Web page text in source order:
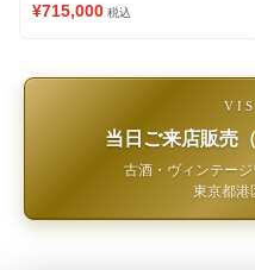
¥715,000 税込
当日ご来店販売
古酒・ヴィンテー
東京都港